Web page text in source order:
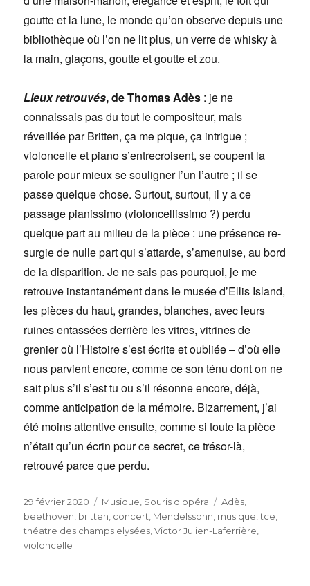
goutte et la lune, le monde qu’on observe depuis une
bibliothèque où l’on ne lit plus, un verre de whisky à
la main, glaçons, goutte et goutte et zou.
Lieux retrouvés, de Thomas Adès : je ne
connaissais pas du tout le compositeur, mais
réveillée par Britten, ça me pique, ça intrigue ;
violoncelle et piano s’entrecroisent, se coupent la
parole pour mieux se souligner l’un l’autre ; il se
passe quelque chose. Surtout, surtout, il y a ce
passage pianissimo (violoncellissimo ?) perdu
quelque part au milieu de la pièce : une présence re-
surgie de nulle part qui s’attarde, s’amenuise, au bord
de la disparition. Je ne sais pas pourquoi, je me
retrouve instantanément dans le musée d’Ellis Island,
les pièces du haut, grandes, blanches, avec leurs
ruines entassées derrière les vitres, vitrines de
grenier où l’Histoire s’est écrite et oubliée – d’où elle
nous parvient encore, comme ce son ténu dont on ne
sait plus s’il s’est tu ou s’il résonne encore, déjà,
comme anticipation de la mémoire. Bizarrement, j’ai
été moins attentive ensuite, comme si toute la pièce
n’était qu’un écrin pour ce secret, ce trésor-là,
retrouvé parce que perdu.
Publié
le
29 février 2020 Catégories
Musique, Souris d'opéra Étiquettes
Adès,
beethoven, britten, concert, Mendelssohn, musique,tce,
théatre des champs elysées,Victor Julien-Laferrière,
violoncelle